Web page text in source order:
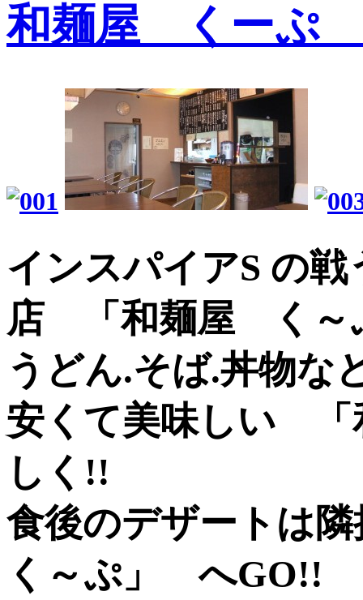
和麺屋 くー
インスパイアS の
店 「和麺屋 く～
うどん.そば.丼物な
安くて美味しい
しく!!
食後のデザートは
く～ぷ」 へGO!!